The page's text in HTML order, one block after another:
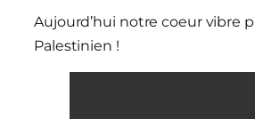
Aujourd’hui notre coeur vibre
Palestinien !